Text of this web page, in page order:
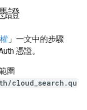
證
」一文中的步驟
憑證。
圍
cloud_search.qu